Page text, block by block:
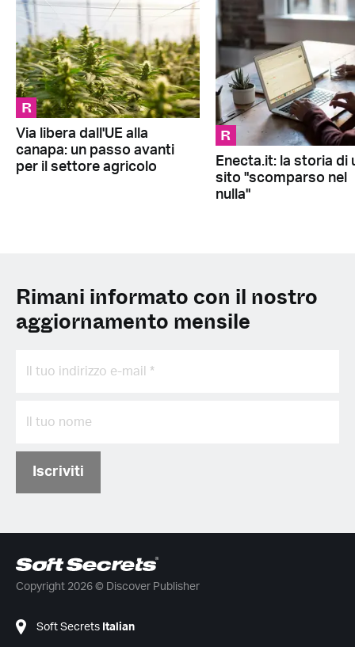
R
Via libera dall'UE alla
canapa: un passo avanti
per il settore agricolo
R
Enecta.it: la storia di
sito "scomparso nel
nulla"
Rimani informato con il nostro
aggiornamento mensile
Iscriviti
Copyright 2026 © Discover Publisher
Soft Secrets Italian